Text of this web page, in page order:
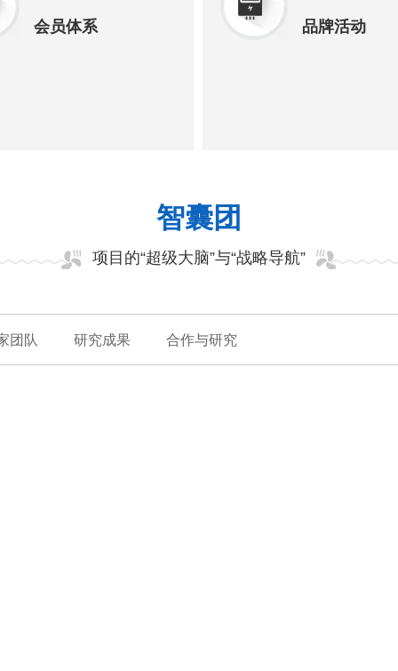
会员体系 品牌活动
智囊团
项目的“超级大脑”与“战略导航”
团队 研究成果 合作与研究